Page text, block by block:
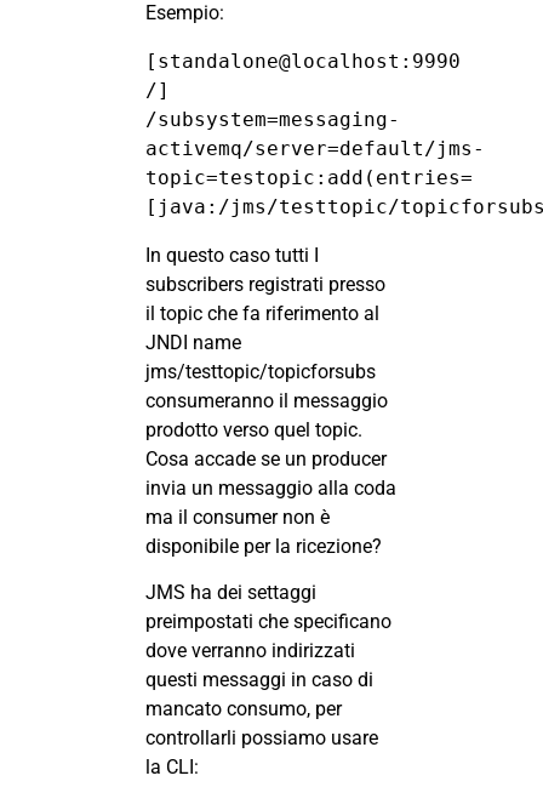
Esempio:
[standalone@localhost:9990
/]
/subsystem=messaging-
activemq/server=default/jms-
topic=testopic:add(entries=
[java:/jms/testtopic/
In questo caso tutti I
subscribers registrati presso
il topic che fa riferimento al
JNDI name
jms/testtopic/topicforsubs
consumeranno il messaggio
prodotto verso quel topic.
Cosa accade se un producer
invia un messaggio alla coda
ma il consumer non è
disponibile per la ricezione?
JMS ha dei settaggi
preimpostati che specificano
dove verranno indirizzati
questi messaggi in caso di
mancato consumo, per
controllarli possiamo usare
la CLI: